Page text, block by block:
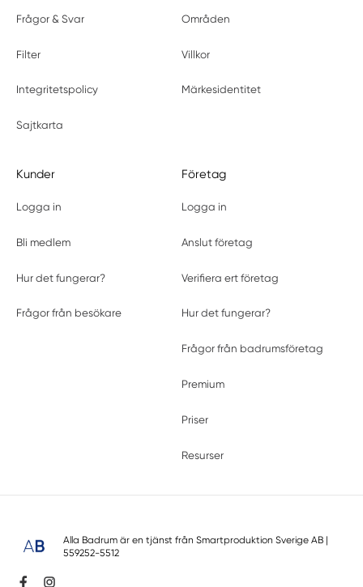
Frågor & Svar Områden
Filter Villkor
Integritetspolicy Märkesidentitet
Sajtkarta
Kunder
Logga in
Bli medlem
Hur det fungerar?
Frågor från besökare
Företag
Logga in
Anslut företag
Verifiera ert företag
Hur det fungerar?
Frågor från badrumsföretag
Premium
Priser
Resurser
Alla Badrum är en tjänst från Smartproduktion Sverige AB|
559252-5512